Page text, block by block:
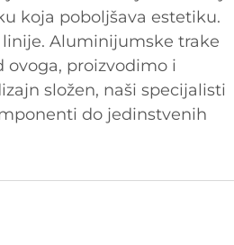
koja poboljšava estetiku.
Aluminijumske trake
ovoga, proizvodimo i
složen, naši specijalisti
do jedinstvenih